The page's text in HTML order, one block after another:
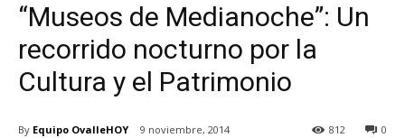
“Museos de Medianoche”: Un
recorrido nocturno por la
Cultura y el Patrimonio
By Equipo OvalleHOY 9 noviembre, 2014 0
812